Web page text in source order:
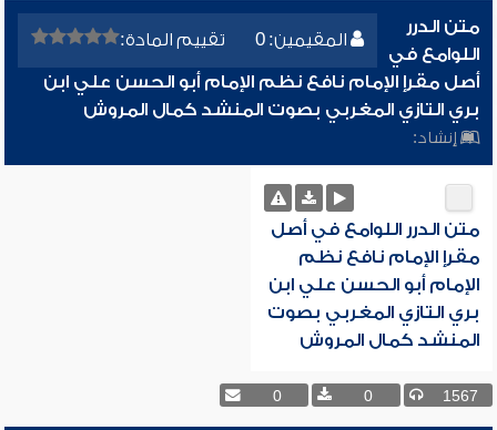
المقيمين: 0 تقييم المادة:
متن الدرر
اللوامع في
أصل مقرإ الإمام نافع نظم الإمام أبو الحسن علي ابن
بري التازي المغربي بصوت المنشد كمال المروش
إنشاد:
متن الدرر اللوامع في أصل
مقرإ الإمام نافع نظم
الإمام أبو الحسن علي ابن
بري التازي المغربي بصوت
المنشد كمال المروش
1567
0
0